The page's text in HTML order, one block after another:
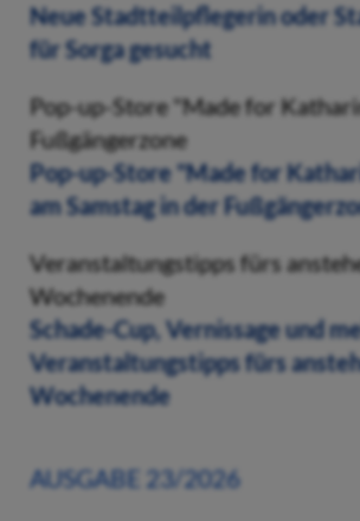
Neue Stadtteilpflegerin oder
für Sorga gesucht
Pop-up-Store "Made for
Fußgängerzone
Pop-up-Store "Made for
am Samstag in der
Veranstaltungstipps fürs
Wochenende
Schade-Cup, Vernissage und
Veranstaltungstipps fürs
Wochenende
AUSGABE 23/2026